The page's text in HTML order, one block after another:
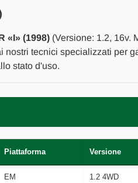
1998
A
2000
Da
A
2000
«I» (1998)(Versione: 1.2, 16v.
nostri tecnici specializzati per
stato d'uso.
Piattaforma Versione
EM 1.2 4WD